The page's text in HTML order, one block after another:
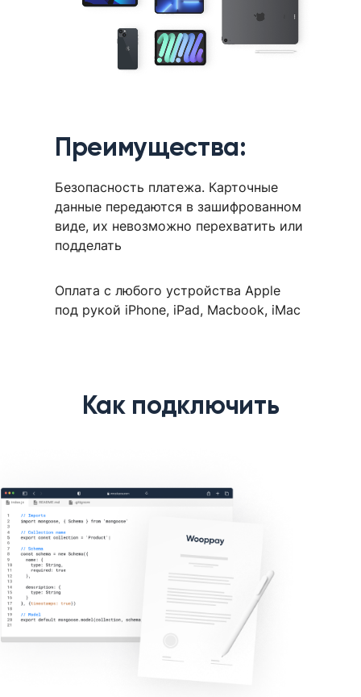
Преимущества:
Безопасность платежа. Карточные
данные передаются в зашифрованном
виде, их невозможно перехватить или
подделать
Оплата с любого устройства Apple
под рукой iPhone, iPad, Macbook, iMac
Как подключить